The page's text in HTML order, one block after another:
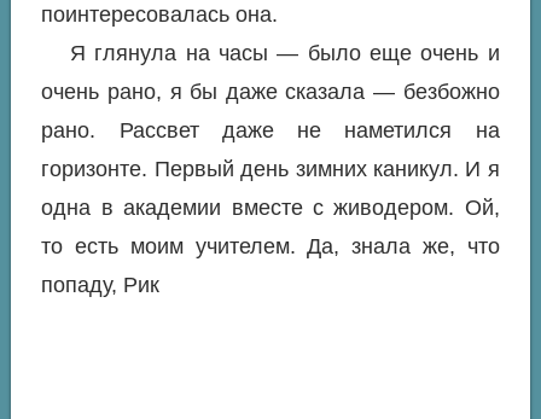
поинтересовалась она.
Я глянула на часы — было еще очень и
очень рано, я бы даже сказала — безбожно
рано. Рассвет даже не наметился на
горизонте. Первый день зимних каникул. И я
одна в академии вместе с живодером. Ой,
то есть моим учителем. Да, знала же, что
попаду, Рик